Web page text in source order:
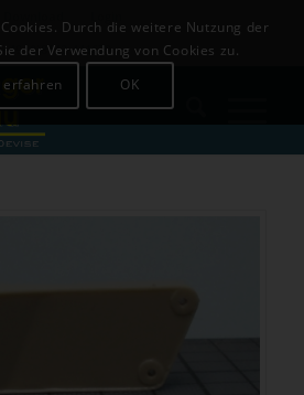
+49 (0)8142-441679
Durch die weitere Nutzung der
der Verwendung von Cookies zu.
erfahren
OK